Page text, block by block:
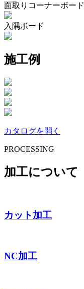
面取りコーナーボード
入隅ボード
施工例
カタログを開く
PROCESSING
加工について
カット加工
NC加工